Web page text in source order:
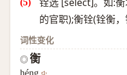
的官职);衡铨(铨衡
词性变化
◎ 衡
héng